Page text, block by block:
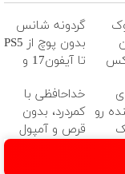
گردونه شانس
بدون پوچ از PS5
تا آیفون17 و
رو
خداحافظی با
کمردرد، بدون
قرص و آمپول